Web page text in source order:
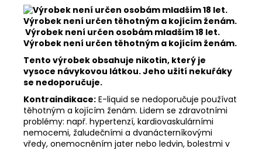
Výrobek není určen osobám mladším 18 let.
Výrobek není určen těhotným a kojícím ženám.
Tento výrobek obsahuje nikotin, který je
vysoce návykovou látkou. Jeho užití nekuřáky
se nedoporučuje.
Kontraindikace: E-liquid se nedoporučuje používat
těhotným a kojícím ženám. Lidem se zdravotními
problémy: např. hypertenzí, kardiovaskulárními
nemocemi, žaludečními a dvanácterníkovými
vředy, onemocněním jater nebo ledvin, bolestmi v